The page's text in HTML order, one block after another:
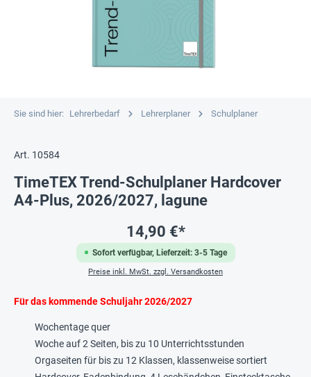
Sie sind hier: Lehrerbedarf Lehrerplaner Schulplaner
Art. 10584
TimeTEX Trend-Schulplaner Hardcover
A4-Plus, 2026/2027, lagune
Sofort verfügbar, Lieferzeit: 3-5 Tage
14,90 €*
Preise inkl. MwSt. zzgl. Versandkosten
Für das kommendeSchuljahr 2026/2027
Wochentage quer
Woche auf 2 Seiten, bis zu 10 Unterrichtsstunden
Orgaseiten für bis zu 12 Klassen, klassenweise sortiert